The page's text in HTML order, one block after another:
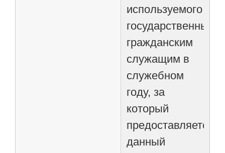
используемого
государственным
гражданским
служащим в
служебном
году, за
который
предоставляется
данный